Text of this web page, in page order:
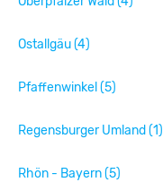
Ostallgäu (4)
Pfaffenwinkel (5)
Regensburger Umland (1)
Rhön - Bayern (5)